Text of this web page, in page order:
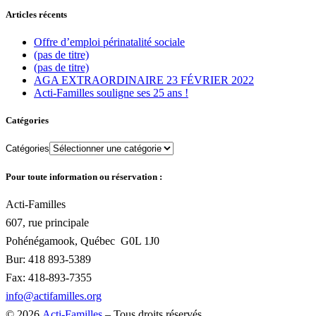
Articles récents
Offre d’emploi périnatalité sociale
(pas de titre)
(pas de titre)
AGA EXTRAORDINAIRE 23 FÉVRIER 2022
Acti-Familles souligne ses 25 ans !
Catégories
Catégories
Pour toute information ou réservation :
Acti-Familles
607, rue principale
Pohénégamook, Québec G0L 1J0
Bur: 418 893-5389
Fax: 418-893-7355
info@actifamilles.org